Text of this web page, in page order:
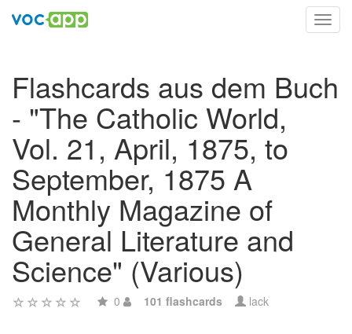
Flashcards aus dem Buch
- "The Catholic World,
Vol. 21, April, 1875, to
September, 1875 A
Monthly Magazine of
General Literature and
Science" (Various)
0 101 flashcards lack